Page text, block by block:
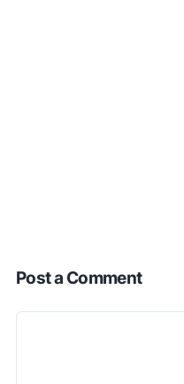
Post a Comment